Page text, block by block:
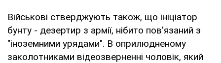
Військові стверджують також, що ініціатор
бунту - дезертир з армії, нібито пов'язаний з
"іноземними урядами". В оприлюдненому
заколотниками відеозверненні чоловік, який